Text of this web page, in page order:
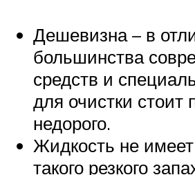
Дешевизна – в
большинства
средств и
для очистки стоит
недорого.
Жидкость не
такого резкого